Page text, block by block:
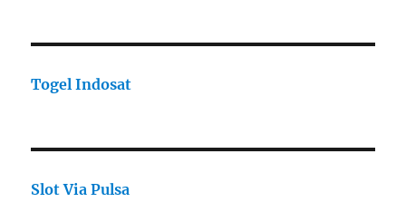
Togel Indosat
Slot Via Pulsa